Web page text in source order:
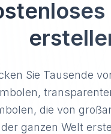
Sie Tausende
die von
ganzen Welt